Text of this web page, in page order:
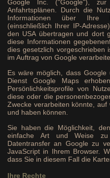
Google Inc. ("Google"),
Anfahrtsplänen. Durch die
Informationen über Ihre
(einschließlich Ihrer IP-
den USA übertragen und dort
diese Informationen
dies gesetzlich vorgeschrieben
im Auftrag von Google
Es wäre möglich, dass
Dienst Google Maps
Persönlichkeitsprofile von
diese oder die
Zwecke verarbeiten könnte,
und haben können.
Sie haben die Möglichkeit,
einfache Art und Weise
Datentransfer an Google zu
JavaScript in Ihrem Browser.
dass Sie in diesem Fall die
Ihre Rechte